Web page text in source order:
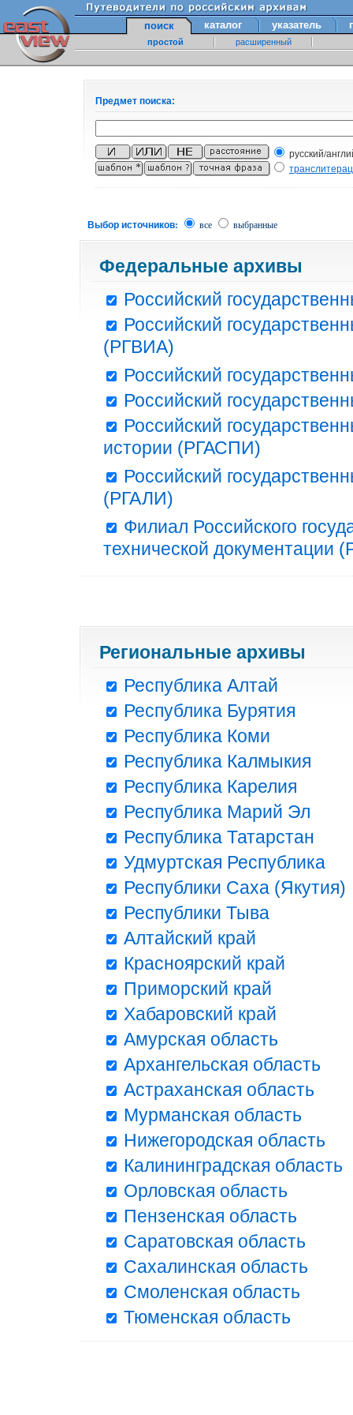
поиск каталог указатель
простой расширенный
Предмет поиска:
русский/
Выбор источников: все выбранные
Федеральные архивы
Российский
Российский
(РГВИА)
Российский
Российский
Российский
истории (РГАСПИ)
Российский
(РГАЛИ)
Филиал Российского
технической документации
Региональные архивы
Республика Алтай
Республика Бурятия
Республика Коми
Республика Калмыкия
Республика Карелия
Республика Марий Эл
Республика Татарстан
Удмуртская Республика
Республики Саха (Якутия)
Республики Тыва
Алтайский край
Красноярский край
Приморский край
Хабаровский край
Амурская область
Архангельская область
Астраханская область
Мурманская область
Нижегородская область
Калининградская область
Орловская область
Пензенская область
Саратовская область
Сахалинская область
Смоленская область
Тюменская область